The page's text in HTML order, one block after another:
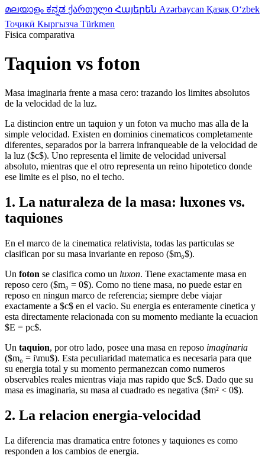
മലയാളം ಕನ್ನಡ ქართული Հայերեն Azərbaycan Қазақ Oʻzbek
Тоҷикӣ Кыргызча Türkmen
Fisica comparativa
Taquion vs foton
Masa imaginaria frente a masa cero: trazando los limites absolutos
de la velocidad de la luz.
La distincion entre un taquion y un foton va mucho mas alla de la
simple velocidad. Existen en dominios cinematicos completamente
diferentes, separados por la barrera infranqueable de la velocidad de
la luz ($c$). Uno representa el limite de velocidad universal
absoluto, mientras que el otro representa un reino hipotetico donde
ese limite es el piso, no el techo.
1. La naturaleza de la masa: luxones vs.
taquiones
En el marco de la cinematica relativista, todas las particulas se
clasifican por su masa invariante en reposo ($m₀$).
Un foton se clasifica como un luxon. Tiene exactamente masa en
reposo cero ($m₀ = 0$). Como no tiene masa, no puede estar en
reposo en ningun marco de referencia; siempre debe viajar
exactamente a $c$ en el vacio. Su energia es enteramente cinetica y
esta directamente relacionada con su momento mediante la ecuacion
$E = pc$.
Un taquion, por otro lado, posee una masa en reposo imaginaria
($m₀ = i\mu$). Esta peculiaridad matematica es necesaria para que
su energia total y su momento permanezcan como numeros
observables reales mientras viaja mas rapido que $c$. Dado que su
masa es imaginaria, su masa al cuadrado es negativa ($m² < 0$).
2. La relacion energia-velocidad
La diferencia mas dramatica entre fotones y taquiones es como
responden a los cambios de energia.